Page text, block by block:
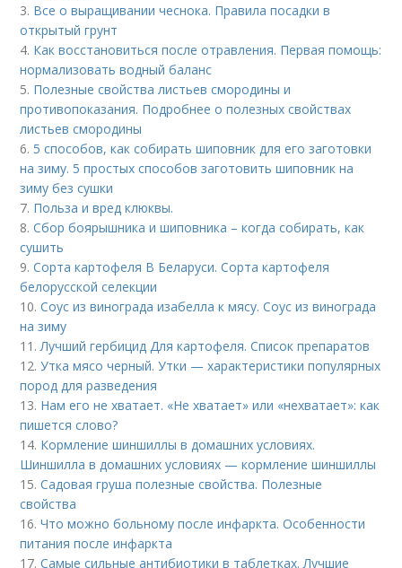
3. Все о выращивании чеснока. Правила посадки в
открытый грунт
4. Как восстановиться после отравления. Первая помощь:
нормализовать водный баланс
5. Полезные свойства листьев смородины и
противопоказания. Подробнее о полезных свойствах
листьев смородины
6. 5 способов, как собирать шиповник для его заготовки
на зиму. 5 простых способов заготовить шиповник на
зиму без сушки
7. Польза и вред клюквы.
8.Сбор боярышника и шиповника – когда собирать, как
сушить
9.Сорта картофеля В Беларуси. Сорта картофеля
белорусской селекции
10.Соус из винограда изабелла к мясу. Соус из винограда
на зиму
11. Лучший гербицид Для картофеля. Список препаратов
12.Утка мясо черный. Утки — характеристики популярных
пород для разведения
13. Нам его не хватает. «Не хватает» или «нехватает»: как
пишется слово?
14. Кормление шиншиллы в домашних условиях.
Шиншилла в домашних условиях — кормление шиншиллы
15.Садовая груша полезные свойства. Полезные
свойства
16.Что можно больному после инфаркта. Особенности
питания после инфаркта
17.Самые сильные антибиотики в таблетках. Лучшие